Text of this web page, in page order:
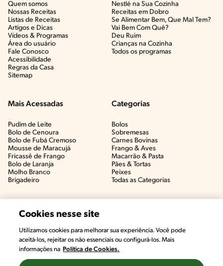
Quem somos
Nossas Receitas
Listas de Receitas​
Artigos e Dicas​
Vídeos & Programas​
Área do usuário
Fale Conosco
Acessibilidade
Regras da Casa
Sitemap
Nestlé na Sua Cozinha
Receitas em Dobro
Se Alimentar Bem, Que Mal Tem?​
Vai Bem Com Quê?​
Deu Ruim​
Crianças na Cozinha​
Todos os programas
Mais Acessadas
Pudim de Leite
Bolo de Cenoura
Bolo de Fubá Cremoso
Mousse de Maracujá
Fricassê de Frango
Bolo de Laranja
Molho Branco
Brigadeiro
Categorias
Bolos
Sobremesas
Carnes Bovinas​
Frango & Aves​
Macarrão & Pasta​
Pães & Tortas​
Peixes
Todas as Categorias
Cookies nesse site
Utilizamos cookies para melhorar sua experiência. Você pode
aceitá-los, rejeitar os não essenciais ou configurá-los. Mais
informações na Política de Cookies.